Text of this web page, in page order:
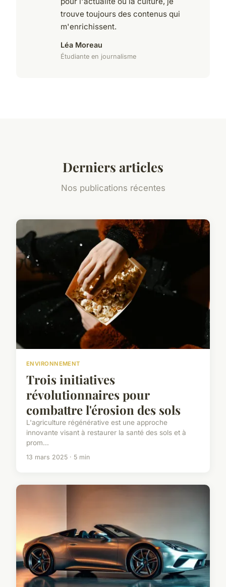
trouve toujours des contenus qui
m'enrichissent.
Léa Moreau
Étudiante en journalisme
Derniers articles
Nos publications récentes
ENVIRONNEMENT
Trois initiatives
révolutionnaires pour
combattre l'érosion des sols
L'agriculture régénérative est une approche
innovante visant à restaurer la santé des sols et à
prom...
13 mars 2025 · 5 min